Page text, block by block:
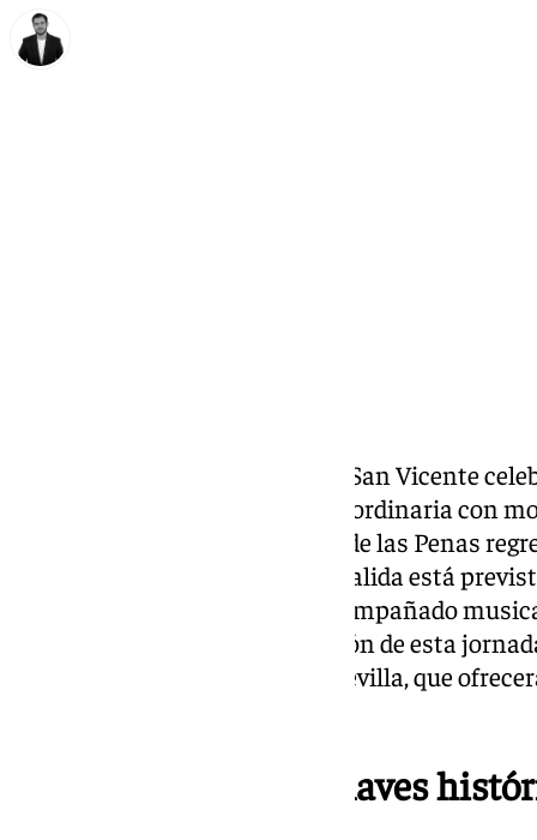
La Hermandad de las Penas de San Vicente
noviembre una procesión extraordinaria con
fundacional, en la que el Señor de las Penas
Suceso a su sede canónica. La salida está
sobre su paso procesional y acompañado
Maestro Tejera. La retransmisión de esta
16.30 horas a través de 101TV Sevilla, que
Un recorrido por enclaves